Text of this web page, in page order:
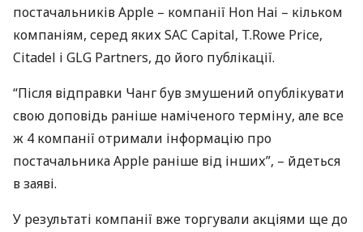
постачальників Apple – компанії Hon Hai – кільком
компаніям, серед якихSAC Capital, T.Rowe Price,
Citadel і GLG Partners, до його публікації.
“Після відправки Чанг був змушений опублікувати
свою доповідь раніше наміченого терміну, але все
ж 4 компанії отримали інформацію про
постачальника Apple раніше від інших”, – йдеться
в заяві.
У результаті компанії вже торгували акціями ще до